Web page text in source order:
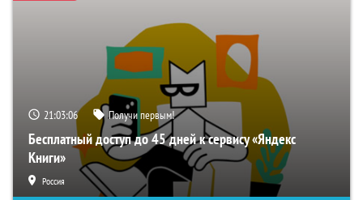
21:03:05 Получи первым!
Бесплатный доступ до 45 дней к сервису «Яндекс
Книги»
Россия